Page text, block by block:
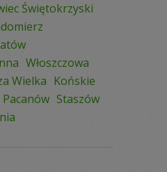
Świętokrzyski
Włoszczowa
Wielka Końskie
Pacanów Staszów